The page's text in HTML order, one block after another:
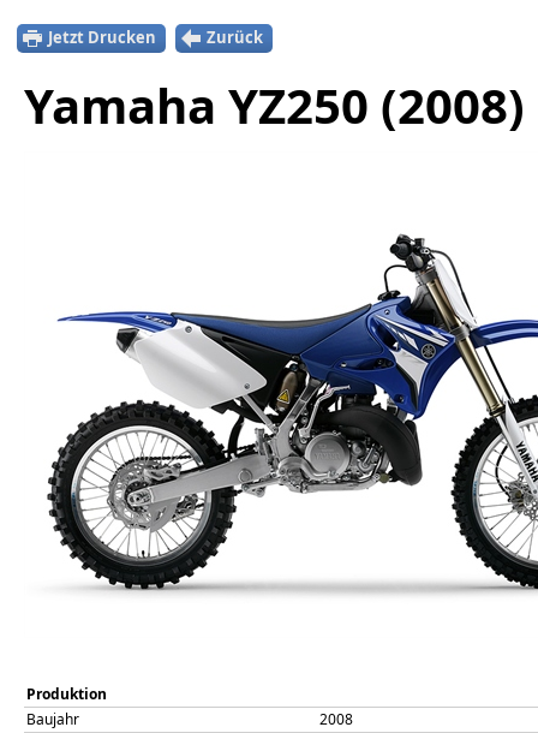
Jetzt Drucken Zurück
Yamaha YZ250 (2008)
Produktion
Baujahr
2008